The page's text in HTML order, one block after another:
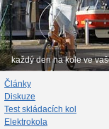
každý den na kole ve
Články
Diskuze
Test skládacích kol
Elektrokola